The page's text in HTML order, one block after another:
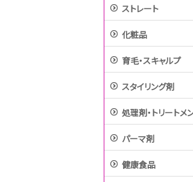
ストレート
化粧品
育毛・スキャルプ
スタイリング剤
処理剤・トリートメ
パーマ剤
健康食品